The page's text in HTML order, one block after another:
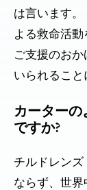
は言います
よる救命活
ご支援のお
いられること
カーター
ですか?
チルドレン
ならず、世界